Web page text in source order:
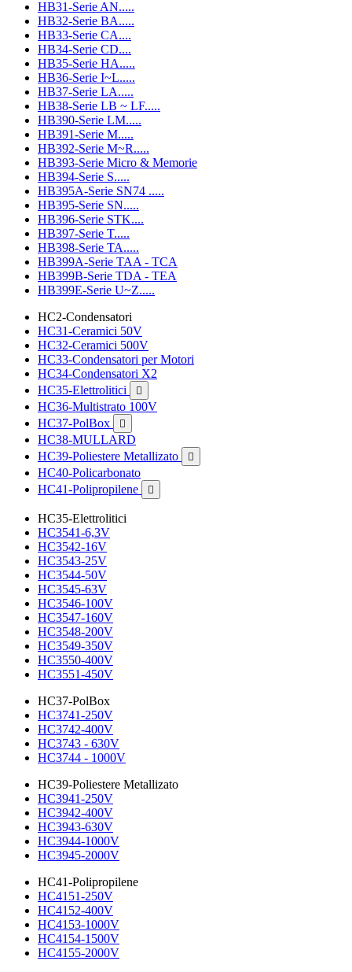
HB31-Serie AN.....
HB32-Serie BA.....
HB33-Serie CA....
HB34-Serie CD....
HB35-Serie HA.....
HB36-Serie I~L.....
HB37-Serie LA.....
HB38-Serie LB ~ LF.....
HB390-Serie LM.....
HB391-Serie M.....
HB392-Serie M~R.....
HB393-Serie Micro & Memorie
HB394-Serie S.....
HB395A-Serie SN74 .....
HB395-Serie SN.....
HB396-Serie STK....
HB397-Serie T.....
HB398-Serie TA.....
HB399A-Serie TAA - TCA
HB399B-Serie TDA - TEA
HB399E-Serie U~Z.....
HC2-Condensatori
HC31-Ceramici 50V
HC32-Ceramici 500V
HC33-Condensatori per Motori
HC34-Condensatori X2
HC35-Elettrolitici

HC36-Multistrato 100V
HC37-PolBox

HC38-MULLARD
HC39-Poliestere Metallizato

HC40-Policarbonato
HC41-Polipropilene

HC35-Elettrolitici
HC3541-6,3V
HC3542-16V
HC3543-25V
HC3544-50V
HC3545-63V
HC3546-100V
HC3547-160V
HC3548-200V
HC3549-350V
HC3550-400V
HC3551-450V
HC37-PolBox
HC3741-250V
HC3742-400V
HC3743 - 630V
HC3744 - 1000V
HC39-Poliestere Metallizato
HC3941-250V
HC3942-400V
HC3943-630V
HC3944-1000V
HC3945-2000V
HC41-Polipropilene
HC4151-250V
HC4152-400V
HC4153-1000V
HC4154-1500V
HC4155-2000V